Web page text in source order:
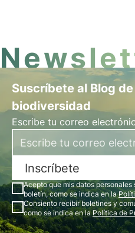
Suscríbete al Blog
biodiversidad
Escribe tu correo
Inscríbete
Acepto que mis datos
boletín, como se indica en la
Consiento recibir boletines y
como se indica en laPolítica de